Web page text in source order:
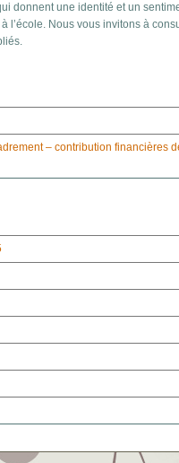
donnent une identité et un
l’école. Nous vous invitons à
– contribution financières